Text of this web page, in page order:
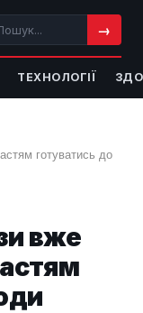
→
ТЕХНОЛОГІЇ
готуватись до
вже